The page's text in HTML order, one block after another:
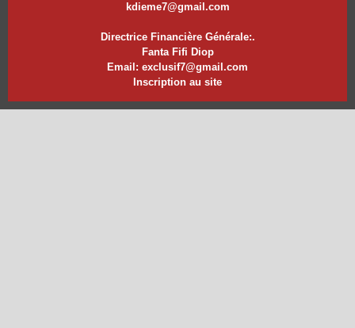
kdieme7@gmail.com
Directrice Financière Générale:.
Fanta Fifi Diop
Email: exclusif7@gmail.com
Inscription au site